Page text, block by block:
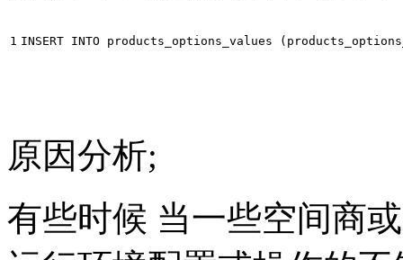
1 INSERT INTO products_options_values
原因分析;
有些时候 当一些空间商